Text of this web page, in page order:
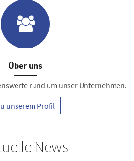
Über uns
rund um unser Unternehmen.
unserem Profil
News